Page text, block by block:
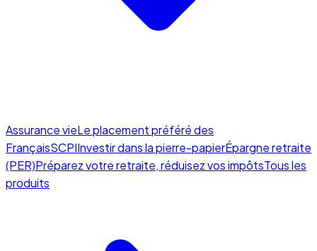
Assurance vieLe placement préféré des
FrançaisSCPIInvestir dans la pierre-papierÉpargne retraite
(PER)Préparez votre retraite, réduisez vos impôtsTous les
produits